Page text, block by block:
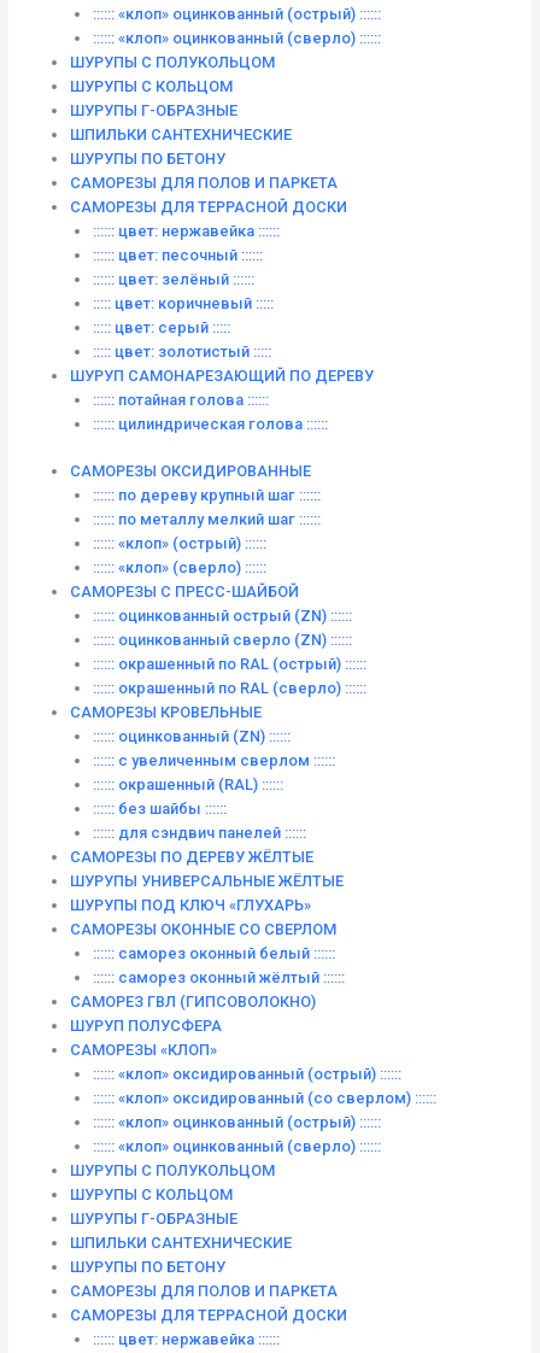
:::::: «клоп» оцинкованный (острый) ::::::
:::::: «клоп» оцинкованный (сверло) ::::::
ШУРУПЫ С ПОЛУКОЛЬЦОМ
ШУРУПЫ С КОЛЬЦОМ
ШУРУПЫ Г-ОБРАЗНЫЕ
ШПИЛЬКИ САНТЕХНИЧЕСКИЕ
ШУРУПЫ ПО БЕТОНУ
САМОРЕЗЫ ДЛЯ ПОЛОВ И ПАРКЕТА
САМОРЕЗЫ ДЛЯ ТЕРРАСНОЙ ДОСКИ
:::::: цвет: нержавейка ::::::
:::::: цвет: песочный ::::::
:::::: цвет: зелёный ::::::
::::: цвет: коричневый :::::
::::: цвет: серый :::::
::::: цвет: золотистый :::::
ШУРУП САМОНАРЕЗАЮЩИЙ ПО ДЕРЕВУ
:::::: потайная голова ::::::
:::::: цилиндрическая голова ::::::
САМОРЕЗЫ ОКСИДИРОВАННЫЕ
:::::: по дереву крупный шаг ::::::
:::::: по металлу мелкий шаг ::::::
:::::: «клоп» (острый) ::::::
:::::: «клоп» (сверло) ::::::
САМОРЕЗЫ С ПРЕСС-ШАЙБОЙ
:::::: оцинкованный острый (ZN) ::::::
:::::: оцинкованный сверло (ZN) ::::::
:::::: окрашенный по RAL (острый) ::::::
:::::: окрашенный по RAL (сверло) ::::::
САМОРЕЗЫ КРОВЕЛЬНЫЕ
:::::: оцинкованный (ZN) ::::::
:::::: с увеличенным сверлом ::::::
:::::: окрашенный (RAL) ::::::
:::::: без шайбы ::::::
:::::: для сэндвич панелей ::::::
САМОРЕЗЫ ПО ДЕРЕВУ ЖЁЛТЫЕ
ШУРУПЫ УНИВЕРСАЛЬНЫЕ ЖЁЛТЫЕ
ШУРУПЫ ПОД КЛЮЧ «ГЛУХАРЬ»
САМОРЕЗЫ ОКОННЫЕ СО СВЕРЛОМ
:::::: саморез оконный белый ::::::
:::::: саморез оконный жёлтый ::::::
САМОРЕЗ ГВЛ (ГИПСОВОЛОКНО)
ШУРУП ПОЛУСФЕРА
САМОРЕЗЫ «КЛОП»
:::::: «клоп» оксидированный (острый) ::::::
:::::: «клоп» оксидированный (со сверлом) ::::::
:::::: «клоп» оцинкованный (острый) ::::::
:::::: «клоп» оцинкованный (сверло) ::::::
ШУРУПЫ С ПОЛУКОЛЬЦОМ
ШУРУПЫ С КОЛЬЦОМ
ШУРУПЫ Г-ОБРАЗНЫЕ
ШПИЛЬКИ САНТЕХНИЧЕСКИЕ
ШУРУПЫ ПО БЕТОНУ
САМОРЕЗЫ ДЛЯ ПОЛОВ И ПАРКЕТА
САМОРЕЗЫ ДЛЯ ТЕРРАСНОЙ ДОСКИ
:::::: цвет: нержавейка ::::::